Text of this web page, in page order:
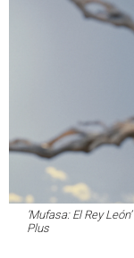
‘Mufasa: El Rey
Plus